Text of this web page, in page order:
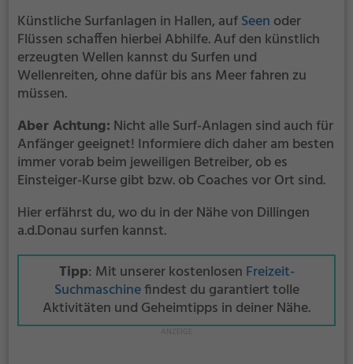
Künstliche Surfanlagen in Hallen, aufSeen oder
Flüssen schaffen hierbei Abhilfe. Auf den künstlich
erzeugten Wellen kannst du Surfen und
Wellenreiten, ohne dafür bis ans Meer fahren zu
müssen.
Aber Achtung: Nicht alle Surf-Anlagen sind auch für
Anfänger geeignet! Informiere dich daher am besten
immer vorab beim jeweiligen Betreiber, ob es
Einsteiger-Kurse gibt bzw. ob Coaches vor Ort sind.
Hier erfährst du, wo du in der Nähe von Dillingen
a.d.Donau surfen kannst.
Tipp: Mit unserer kostenlosen Freizeit-
Suchmaschinefindest du garantiert tolle
Aktivitäten und Geheimtipps in deiner Nähe.